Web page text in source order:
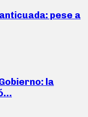
pese a
la